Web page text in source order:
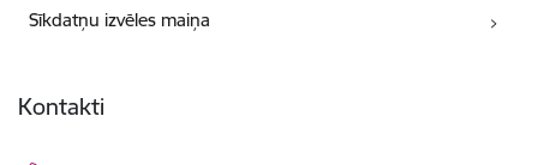
Sīkdatņu izvēles maiņa
Kontakti